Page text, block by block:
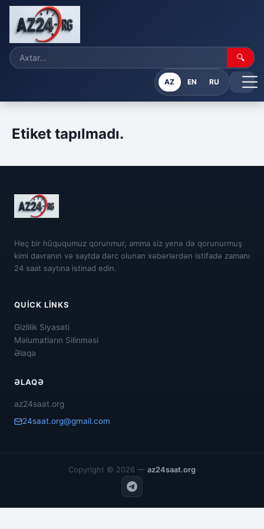
🔍
AZ EN RU
Etiket tapılmadı.
Heç bir hüququmuz qorunmur, amma siz yenə də qorunurmuş
kimi davranın və saytda dərc olunan xəbərlərdən istifadə zamanı
24 saat saytına istinad edin.
QUICK LINKS
Gizlilik Siyasəti
Məlumatların Silinməsi
Əlaqə
ƏLAQƏ
az24saat.org
24saat.org@gmail.com
Copyright © 2026 — az24saat.org